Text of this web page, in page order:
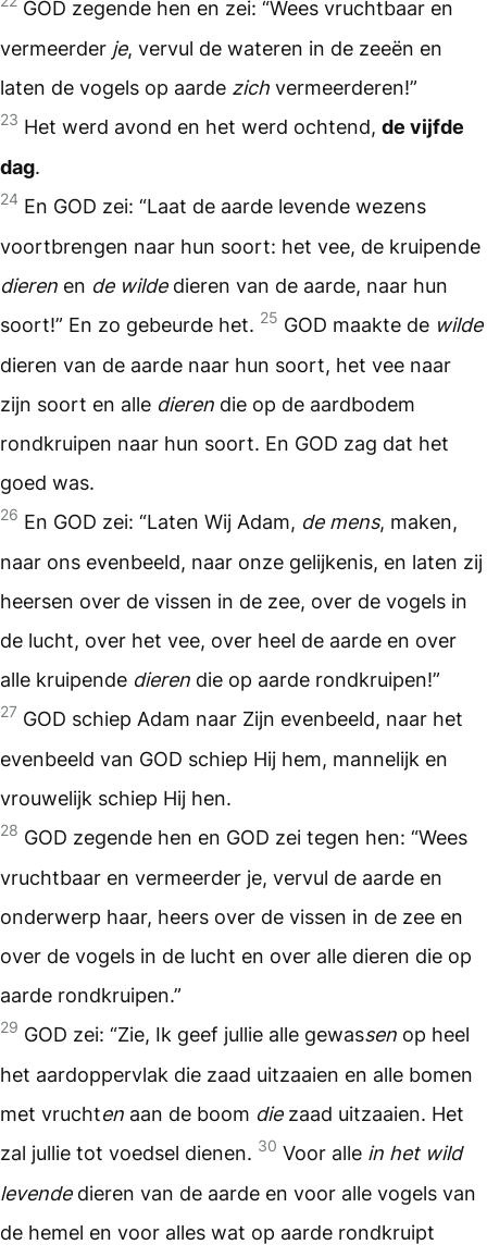
GOD zegende hen en zei: “Wees vruchtbaar en
vermeerder je, vervul de wateren in de zeeën en
laten de vogels op aarde zich vermeerderen!”
23 Het werd avond en het werd ochtend, de vijfde
dag.
24 En GOD zei: “Laat de aarde levende wezens
voortbrengen naar hun soort: het vee, de kruipende
dieren en de wildedieren van de aarde, naar hun
soort!” En zo gebeurde het. 25 GOD maakte de wilde
dieren van de aarde naar hun soort, het vee naar
zijn soort en alle dieren die op de aardbodem
rondkruipen naar hun soort. En GOD zag dat het
goed was.
26 En GOD zei: “Laten Wij Adam, de mens, maken,
naar ons evenbeeld, naar onze gelijkenis, en laten zij
heersen over de vissen in de zee, over de vogels in
de lucht, over het vee, over heel de aarde en over
alle kruipende dieren die op aarde rondkruipen!”
27 GOD schiep Adam naar Zijn evenbeeld, naar het
evenbeeld van GOD schiep Hij hem, mannelijk en
vrouwelijk schiep Hij hen.
28 GOD zegende hen en GOD zei tegen hen: “Wees
vruchtbaar en vermeerder je, vervul de aarde en
onderwerp haar, heers over de vissen in de zee en
over de vogels in de lucht en over alle dieren die op
aarde rondkruipen.”
29 GOD zei: “Zie, Ik geef jullie alle gewassen op heel
het aardoppervlak die zaad uitzaaien en alle bomen
met vruchten aan de boom diezaad uitzaaien. Het
zal jullie tot voedsel dienen. 30 Voor alle in het wild
levendedieren van de aarde en voor alle vogels van
de hemel en voor alles wat op aarde rondkruipt